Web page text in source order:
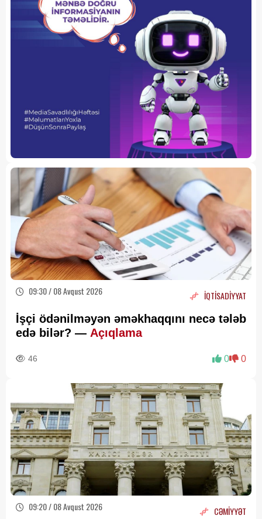
09:30 / 08 Avqust 2026 İQTİSADİYYAT
İşçi ödənilməyən əməkhaqqını necə tələb
edə bilər? — Açıqlama
46 0 0
09:20 / 08 Avqust 2026 CƏMİYYƏT